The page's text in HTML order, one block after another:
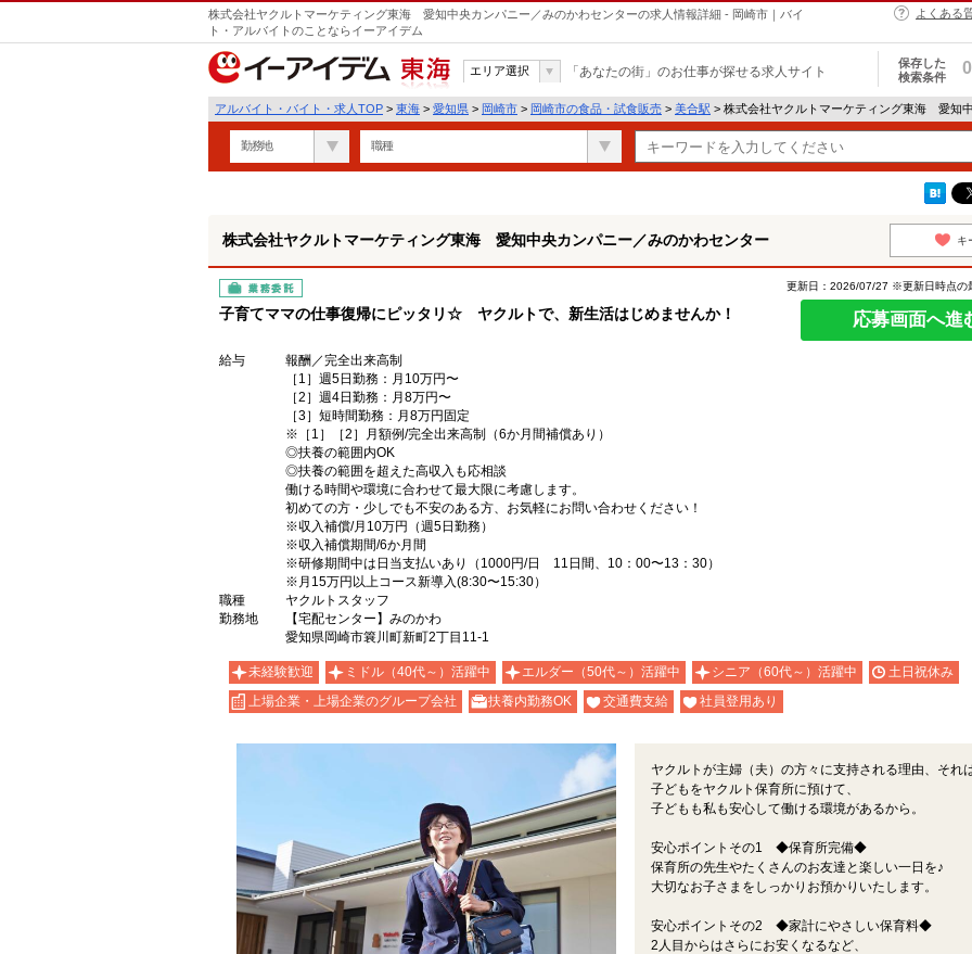
株式会社ヤクルトマーケティング東海 愛知中央カンパニー／みのかわセンターの求人情報詳細 - 岡崎市｜バイ
ト・アルバイトのことならイーアイデム
よくある
東海
エリア選択 「あなたの街」のお仕事が探せる求人サイト
保存した
検索条件
0
アルバイト・バイト・求人TOP > 東海 > 愛知県 > 岡崎市 > 岡崎市の食品・試食販売 > 美合駅 > 株式会社ヤクルトマーケティング東海 愛知
勤務地 職種
株式会社ヤクルトマーケティング東海 愛知中央カンパニー／みのかわセンター キ
業務委託
子育てママの仕事復帰にピッタリ☆ ヤクルトで、新生活はじめませんか！
更新日：2026/07/27 ※更新日時点の
応募画面へ進
給与
報酬／完全出来高制
［1］週5日勤務：月10万円〜
［2］週4日勤務：月8万円〜
［3］短時間勤務：月8万円固定
※［1］［2］月額例/完全出来高制（6か月間補償あり）
◎扶養の範囲内OK
◎扶養の範囲を超えた高収入も応相談
働ける時間や環境に合わせて最大限に考慮します。
初めての方・少しでも不安のある方、お気軽にお問い合わせください！
※収入補償/月10万円（週5日勤務）
※収入補償期間/6か月間
※研修期間中は日当支払いあり（1000円/日 11日間、10：00〜13：30）
※月15万円以上コース新導入(8:30〜15:30）
職種
ヤクルトスタッフ
勤務地
【宅配センター】みのかわ
愛知県岡崎市簔川町新町2丁目11-1
未経験歓迎 ミドル（40代～）活躍中 エルダー（50代～）活躍中 シニア（60代～）活躍中
土日祝休み
上場企業・上場企業のグループ会社
扶養内勤務OK 交通費支給 社員登用あり
ヤクルトが主婦（夫）の方々に支持される理由、それ
子どもをヤクルト保育所に預けて、
子どもも私も安心して働ける環境があるから。
安心ポイントその1 ◆保育所完備◆
保育所の先生やたくさんのお友達と楽しい一日を♪
大切なお子さまをしっかりお預かりいたします。
安心ポイントその2 ◆家計にやさしい保育料◆
2人目からはさらにお安くなるなど、